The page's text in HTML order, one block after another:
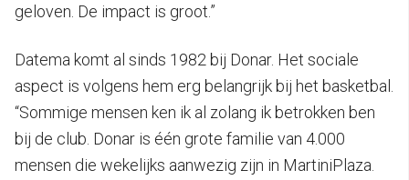
geloven. De impact is groot.”
Datema komt al sinds 1982 bij Donar. Het sociale
aspect is volgens hem erg belangrijk bij het basketbal.
“Sommige mensen ken ik al zolang ik betrokken ben
bij de club. Donar is één grote familie van 4.000
mensen die wekelijks aanwezig zijn in MartiniPlaza.